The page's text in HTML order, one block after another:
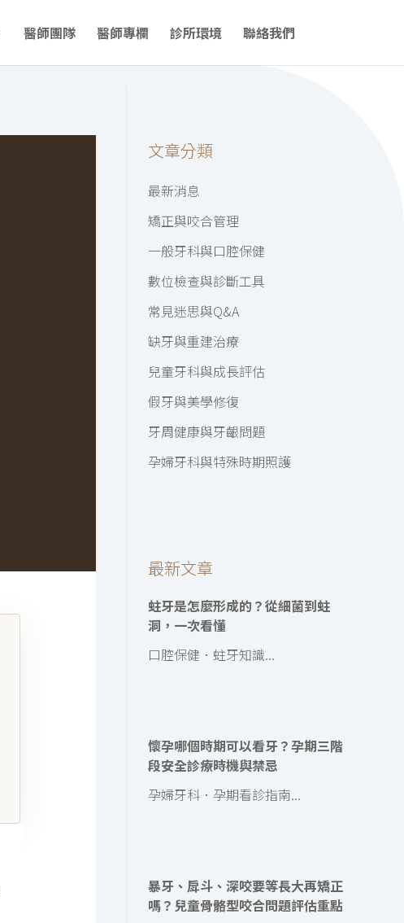
醫師團隊 醫師專欄 診所環境 聯絡我們
文章分類
最新消息
矯正與咬合管理
一般牙科與口腔保健
數位檢查與診斷工具
常見迷思與Q&A
缺牙與重建治療
兒童牙科與成長評估
假牙與美學修復
牙周健康與牙齦問題
孕婦牙科與特殊時期照護
最新文章
蛀牙是怎麼形成的？從細菌到蛀
洞，一次看懂
口腔保健．蛀牙知識...
懷孕哪個時期可以看牙？孕期三階
段安全診療時機與禁忌
孕婦牙科．孕期看診指南...
暴牙、戽斗、深咬要等長大再矯正
嗎？兒童骨骼型咬合問題評估重點